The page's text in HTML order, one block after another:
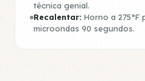
técnica genial.
Recalentar: Horno a 275°F
microondas 90 segundos.